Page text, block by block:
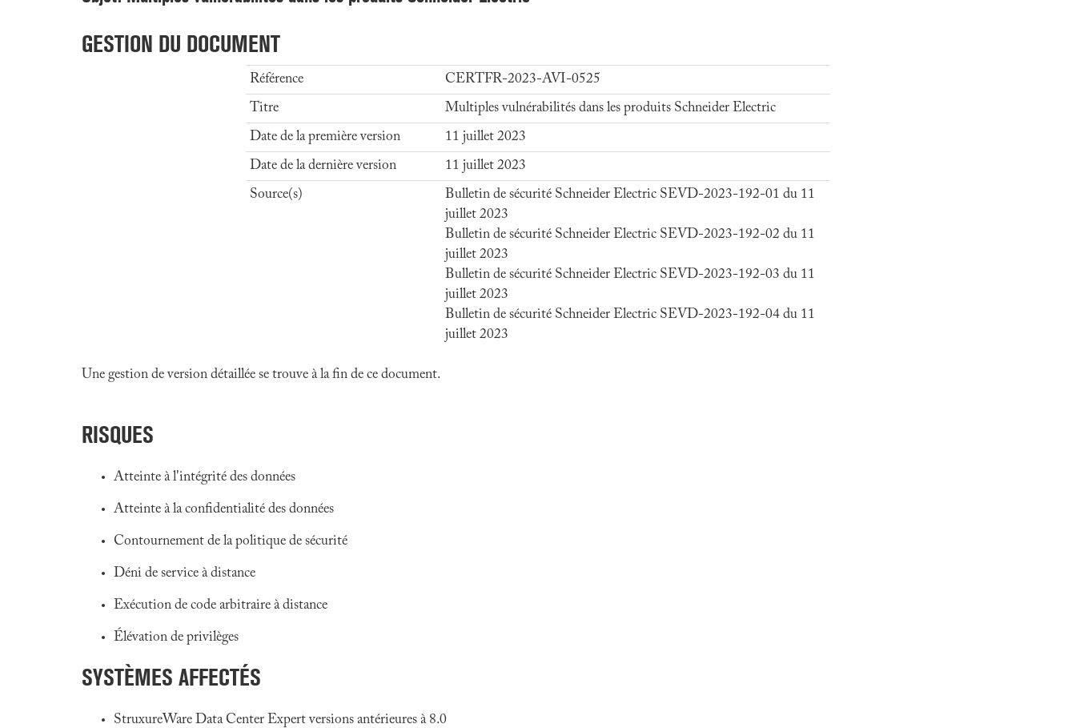
GESTION DU DOCUMENT
Référence
CERTFR-2023-AVI-0525
Titre
Multiples vulnérabilités dans les produits Schneider Electric
Date de la première version
11 juillet 2023
Date de la dernière version
11 juillet 2023
Source(s)
Bulletin de sécurité Schneider Electric SEVD-2023-192-01 du 11
juillet 2023
Bulletin de sécurité Schneider Electric SEVD-2023-192-02 du 11
juillet 2023
Bulletin de sécurité Schneider Electric SEVD-2023-192-03 du 11
juillet 2023
Bulletin de sécurité Schneider Electric SEVD-2023-192-04 du 11
juillet 2023
Une gestion de version détaillée se trouve à la fin de ce document.
RISQUES
Atteinte à l'intégrité des données
Atteinte à la confidentialité des données
Contournement de la politique de sécurité
Déni de service à distance
Exécution de code arbitraire à distance
Élévation de privilèges
SYSTÈMES AFFECTÉS
StruxureWare Data Center Expert versions antérieures à 8.0